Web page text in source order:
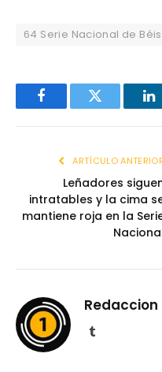
64 Serie Nacional de
FacebookTwitter
ARTÍCULO
Leñadores
intratables y la cima
mantiene roja en la
Redaccion
Tumblr